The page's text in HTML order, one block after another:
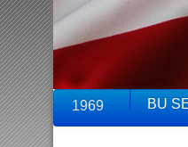
1969 BU